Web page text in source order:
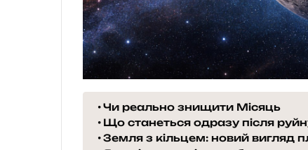
Чи реально знищити Місяць
Що станеться одразу після
Земля з кільцем: новий вигляд